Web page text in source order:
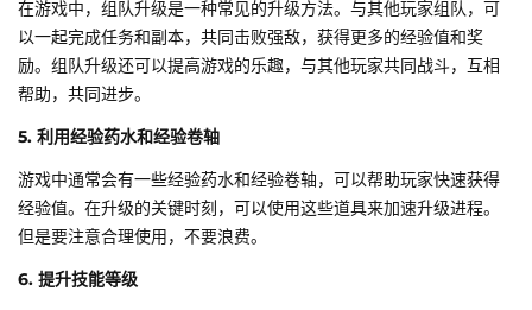
在游戏中，组队升级是一种常见的升级方法。与其他玩家组队，可
以一起完成任务和副本，共同击败强敌，获得更多的经验值和奖
励。组队升级还可以提高游戏的乐趣，与其他玩家共同战斗，互相
帮助，共同进步。
5. 利用经验药水和经验卷轴
游戏中通常会有一些经验药水和经验卷轴，可以帮助玩家快速获得
经验值。在升级的关键时刻，可以使用这些道具来加速升级进程。
但是要注意合理使用，不要浪费。
6. 提升技能等级